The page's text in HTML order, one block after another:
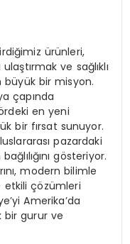
ürünleri,
ve sağlıklı
bir misyon.
çapında
en yeni
bir fırsat sunuyor.
pazardaki
gösteriyor.
modern bilimle
çözümleri
Amerika’da
bir gurur ve